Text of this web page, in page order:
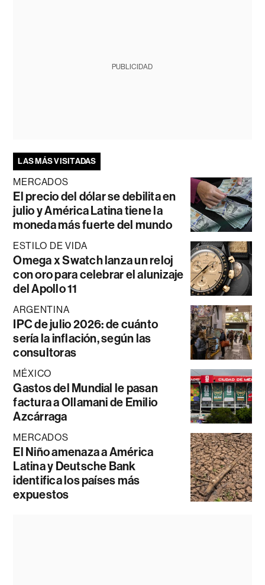
PUBLICIDAD
LAS MÁS VISITADAS
MERCADOS
El precio del dólar se debilita en
julio y América Latina tiene la
moneda más fuerte del mundo
ESTILO DE VIDA
Omega x Swatch lanza un reloj
con oro para celebrar el alunizaje
del Apollo 11
ARGENTINA
IPC de julio 2026: de cuánto
sería la inflación, según las
consultoras
MÉXICO
Gastos del Mundial le pasan
factura a Ollamani de Emilio
Azcárraga
MERCADOS
El Niño amenaza a América
Latina y Deutsche Bank
identifica los países más
expuestos